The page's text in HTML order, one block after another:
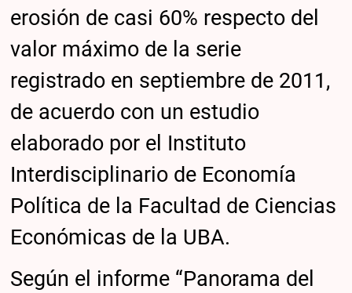
erosión de casi 60% respecto del
valor máximo de la serie
registrado en septiembre de 2011,
de acuerdo con un estudio
elaborado por el Instituto
Interdisciplinario de Economía
Política de la Facultad de Ciencias
Económicas de la UBA.
Según el informe “Panorama del